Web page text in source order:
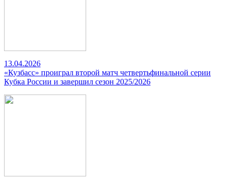
13.04.2026
«Кузбасс» проиграл второй матч четвертьфинальной серии
Кубка России и завершил сезон 2025/2026